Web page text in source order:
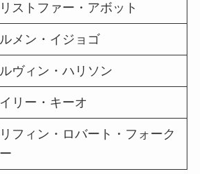
ストファー・アボット
メン・イジョゴ
ヴィン・ハリソン
リー・キーオ
フィン・ロバート・フォーク